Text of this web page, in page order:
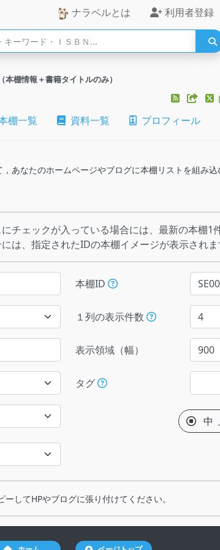
ナラベルとは 利用者登録
棚情報＋書籍タイトルのみ）
棚一覧 資料一覧 プロフィール
あなたのホームページやブログに本棚リストを組み込
チェックが入っている場合には、最新の本棚
は、指定されたIDの本棚イメージが表示されま
本棚ID
１列の表示件数
表示領域（幅）
タグ
中
してHPやブログに張り付けてください。